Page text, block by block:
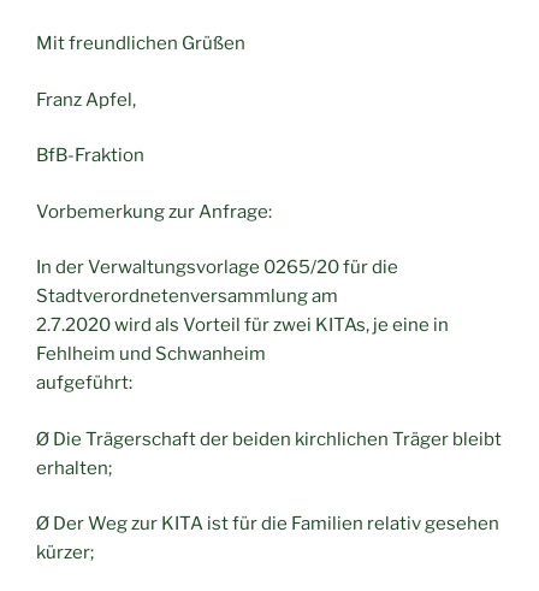
Mit freundlichen Grüßen
Franz Apfel,
BfB-Fraktion
Vorbemerkung zur Anfrage:
In der Verwaltungsvorlage 0265/20 für die
Stadtverordnetenversammlung am
2.7.2020 wird als Vorteil für zwei KITAs, je eine in
Fehlheim und Schwanheim
aufgeführt:
Ø Die Trägerschaft der beiden kirchlichen Träger bleibt
erhalten;
Ø Der Weg zur KITA ist für die Familien relativ gesehen
kürzer;